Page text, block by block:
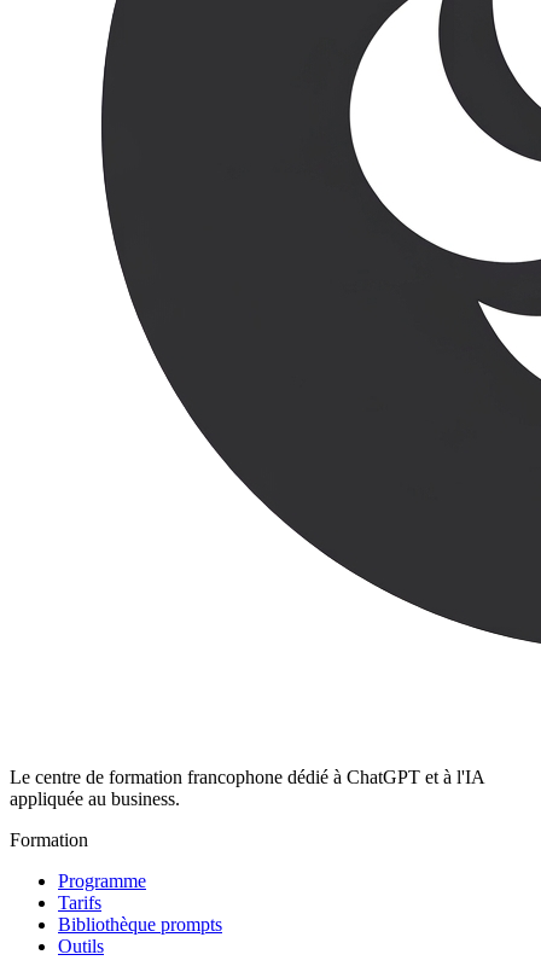
Le centre de formation francophone dédié à ChatGPT et à l'IA
appliquée au business.
Formation
Programme
Tarifs
Bibliothèque prompts
Outils